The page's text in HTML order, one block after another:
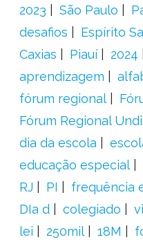
2023
São Paulo
desafios
Espírito
Caxias
Piauí 2024
aprendizagem
fórum regional
Fórum Regional
dia da escola
educação especial
RJ
PI frequência
DIa d
colegiado
lei
250mil 18M